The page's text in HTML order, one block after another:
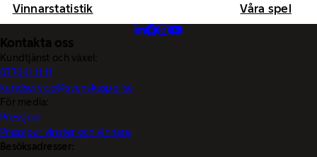
Vinnarstatistik Våra spel
Kontakta oss
Kundtjänst och växel:
0770-11 11 11
kundservice@svenskaspel.se
För media:
Pressjour
Pressjour vinster och vinnare
Besöksadresser: